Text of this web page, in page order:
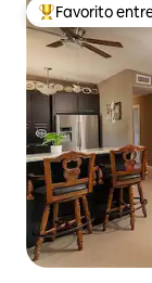
Favorito entre
Favorito